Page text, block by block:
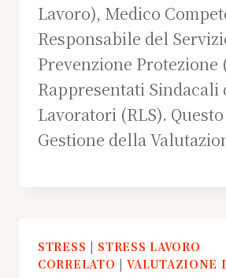
Lavoro), Medico
Responsabile del
Prevenzione Protezione
Rappresentati Sindacali
Lavoratori (RLS).
Gestione della
STRESS | STRESS LAVORO
CORRELATO |VALUTAZIONE